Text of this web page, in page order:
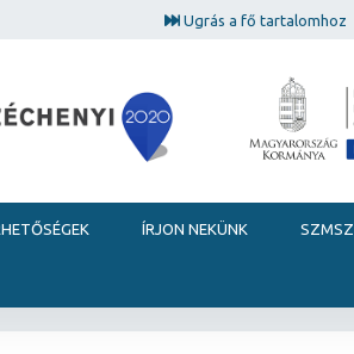
Ugrás a fő tartalomhoz
ÍRJON NEKÜNK SZMSZ